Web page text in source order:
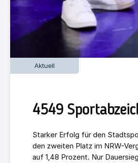
Aktuell
4549
Starker Erfolg für den
den zweiten Platz im NRW-
auf 1,48 Prozent. Nur